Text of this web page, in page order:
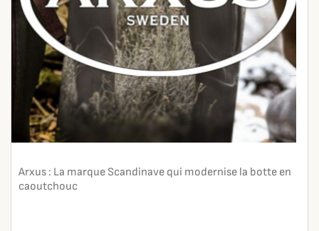
Arxus : La marque Scandinave qui modernise la botte en
caoutchouc